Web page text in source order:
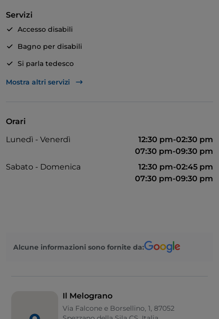
Servizi
Accesso disabili
Bagno per disabili
Si parla tedesco
Si parla inglese
Mostra altri servizi
Orari
Lunedì - Venerdì
12:30 pm-02:30 pm
07:30 pm-09:30 pm
Sabato - Domenica
12:30 pm-02:45 pm
07:30 pm-09:30 pm
Alcune informazioni sono fornite da:
Il Melograno
Via Falcone e Borsellino, 1, 87052